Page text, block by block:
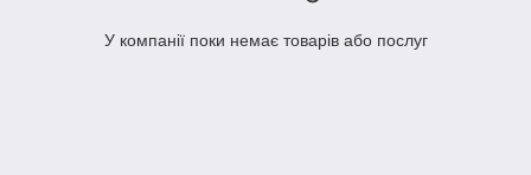
У компанії поки немає товарів або послуг